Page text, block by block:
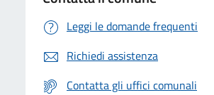
Leggi le domande frequenti
Richiedi assistenza
Contatta gli uffici comunali